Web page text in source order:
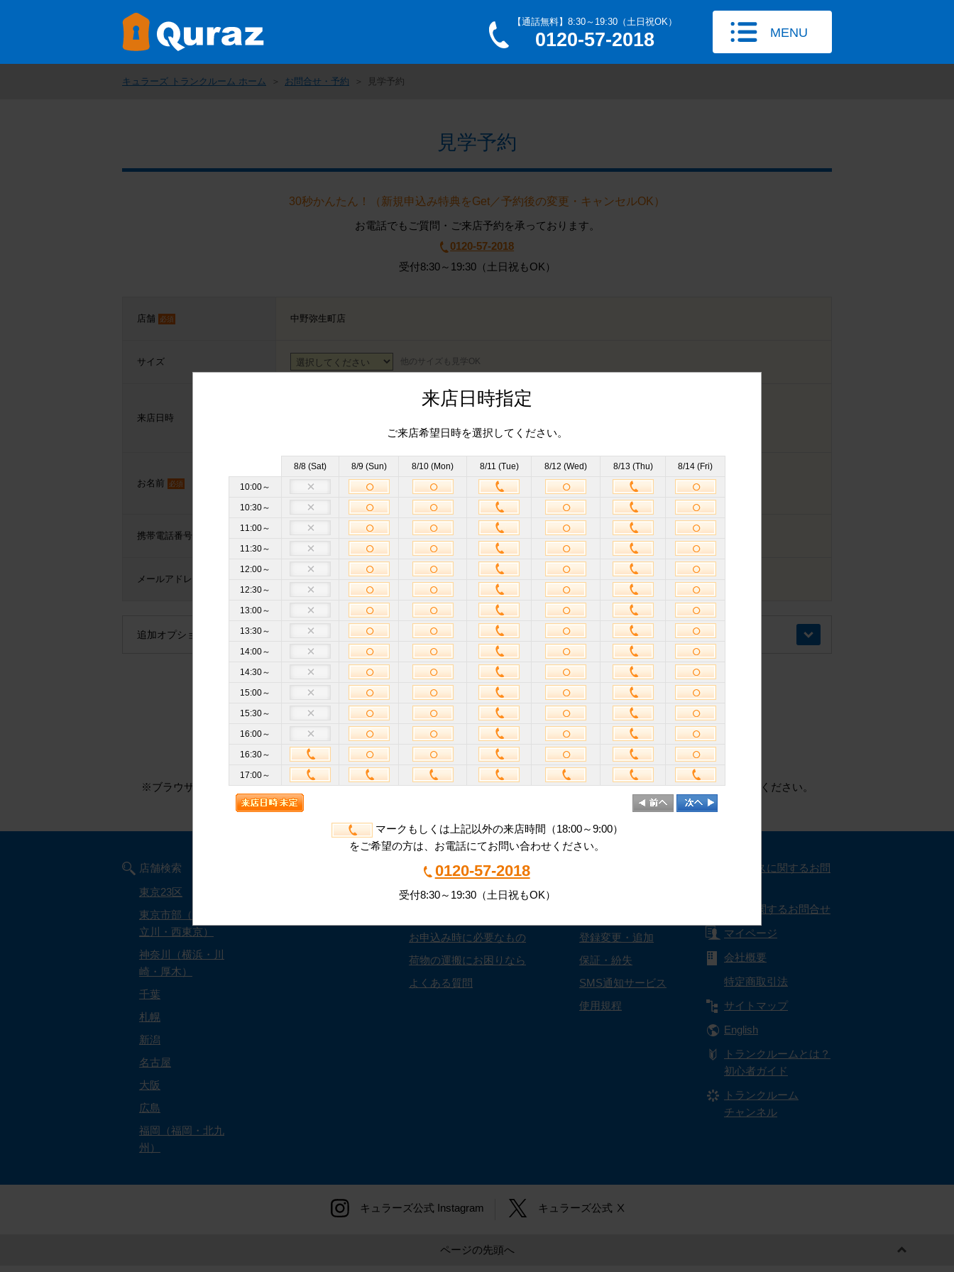
【通話無料】8:30～19:30（土日祝OK）
0120-57-2018 MENU
キュラーズ トランクルーム ホーム お問合せ・予約 見学予約
見学予約
30秒かんたん！（新規申込み特典をGet／予約後の変更・キャンセルOK）
お電話でもご質問・ご来店予約を承っております。
0120-57-2018
受付8:30～19:30（土日祝もOK）
店舗 必須 中野弥生町店
サイズ 他のサイズも見学OK
来店日時
お名前 必須
携帯電話番号 ハイフン不要
メールアドレス 半角英数
追加オプション ※クリックすると追加の項目が表示されます
来店日時指定
ご来店希望日時を選択してください。
8/8 (Sat) 8/9 (Sun) 8/10 (Mon) 8/11 (Tue) 8/12 (Wed) 8/13 (Thu) 8/14 (Fri)
10:00～
10:30～
11:00～
11:30～
12:00～
12:30～
13:00～
13:30～
14:00～
14:30～
15:00～
15:30～
16:00～
16:30～
17:00～
マークもしくは上記以外の来店時間（18:00～9:00）
をご希望の方は、お電話にてお問い合わせください。
0120-57-2018
受付8:30～19:30（土日祝もOK）
個人情報の利用目的 に同意して完了する
予約を完了する
※このページはお客様の個人情報を安全に送受信するために、SSL（暗号化通信）を使用しております。
※ブラウザのCookieを有効にしていない場合は、お問合せフォームからの手続きができません。ブラウザで、Cookieを有効にしてください。
店舗検索
東京23区
東京市部（八王子・
立川・西東京）
神奈川（横浜・川
崎・厚木）
千葉
札幌
新潟
名古屋
大阪
広島
福岡（福岡・北九
州）
ご利用までの流れ
お問合せからご利用まで
お申込み時に必要なもの
荷物の運搬にお困りなら
よくある質問
登録変更・追加
保証・紛失
SMS通知サービス
使用規程
サービスに関するお問
取材に関するお問合せ
マイページ
会社概要
特定商取引法
サイトマップ
English
トランクルームとは？
初心者ガイド
トランクルーム
チャンネル
キュラーズ公式 Instagram キュラーズ公式 Ⅹ
ページの先頭へ